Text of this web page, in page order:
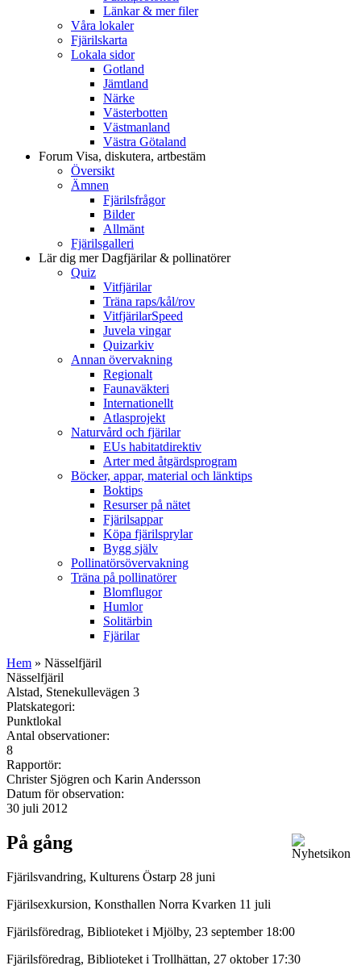
Länkar & mer filer
Våra lokaler
Fjärilskarta
Lokala sidor
Gotland
Jämtland
Närke
Västerbotten
Västmanland
Västra Götaland
Forum Visa, diskutera, artbestäm
Översikt
Ämnen
Fjärilsfrågor
Bilder
Allmänt
Fjärilsgalleri
Lär dig merDagfjärilar & pollinatörer
Quiz
Vitfjärilar
Träna raps/kål/rov
VitfjärilarSpeed
Juvela vingar
Quizarkiv
Annan övervakning
Regionalt
Faunaväkteri
Internationellt
Atlasprojekt
Naturvård och fjärilar
EUs habitatdirektiv
Arter med åtgärdsprogram
Böcker, appar, material och länktips
Boktips
Resurser på nätet
Fjärilsappar
Köpa fjärilsprylar
Bygg själv
Pollinatörsövervakning
Träna på pollinatörer
Blomflugor
Humlor
Solitärbin
Fjärilar
Hem » Nässelfjäril
Nässelfjäril
Alstad, Stenekullevägen 3
Platskategori:
Punktlokal
Antal observationer:
8
Rapportör:
Christer Sjögren och Karin Andersson
Datum för observation:
30 juli 2012
På gång
Fjärilsvandring, Kulturens Östarp 28 juni
Fjärilsexkursion, Konsthallen Norra Kvarken 11 juli
Fjärilsföredrag, Biblioteket i Mjölby, 23 september 18:00
Fjärilsföredrag, Biblioteket i Trollhättan, 27 oktober 17:30